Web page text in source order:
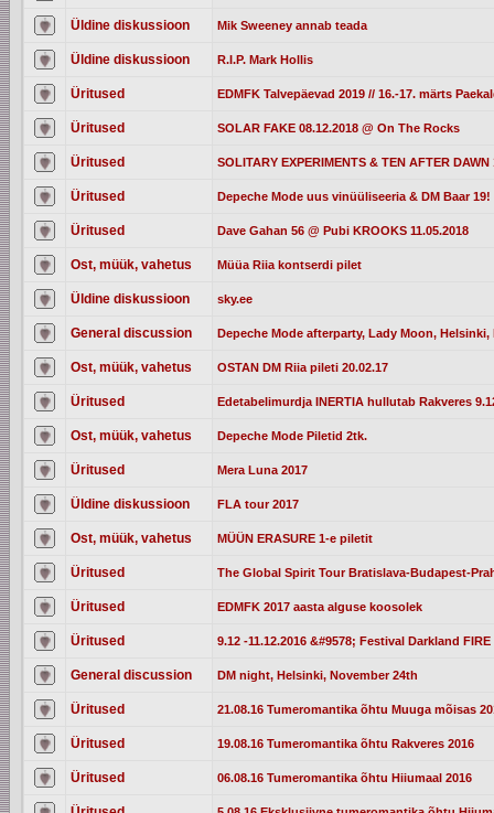
Üldine diskussioon Mik Sweeney annab teada
Üldine diskussioon R.I.P. Mark Hollis
Üritused EDMFK Talvepäevad 2019 // 16.-17. märts
Üritused SOLAR FAKE 08.12.2018 @ On The Rocks
Üritused SOLITARY EXPERIMENTS & TEN AFTER
Üritused Depeche Mode uus vinüüliseeria & DM Baar 19!
Üritused Dave Gahan 56 @ Pubi KROOKS 11.05.2018
Ost, müük, vahetus Müüa Riia kontserdi pilet
Üldine diskussioon sky.ee
General discussion Depeche Mode afterparty, Lady Moon, Helsinki,
Ost, müük, vahetus OSTAN DM Riia pileti 20.02.17
Üritused Edetabelimurdja INERTIA hullutab Rakveres
Ost, müük, vahetus Depeche Mode Piletid 2tk.
Üritused Mera Luna 2017
Üldine diskussioon FLA tour 2017
Ost, müük, vahetus MÜÜN ERASURE 1-e piletit
Üritused The Global Spirit Tour Bratislava-Budapest-
Üritused EDMFK 2017 aasta alguse koosolek
Üritused 9.12 -11.12.2016 &#9578; Festival Darkland FIRE
General discussion DM night, Helsinki, November 24th
Üritused 21.08.16 Tumeromantika õhtu Muuga mõisas
Üritused 19.08.16 Tumeromantika õhtu Rakveres 2016
Üritused 06.08.16 Tumeromantika õhtu Hiiumaal 2016